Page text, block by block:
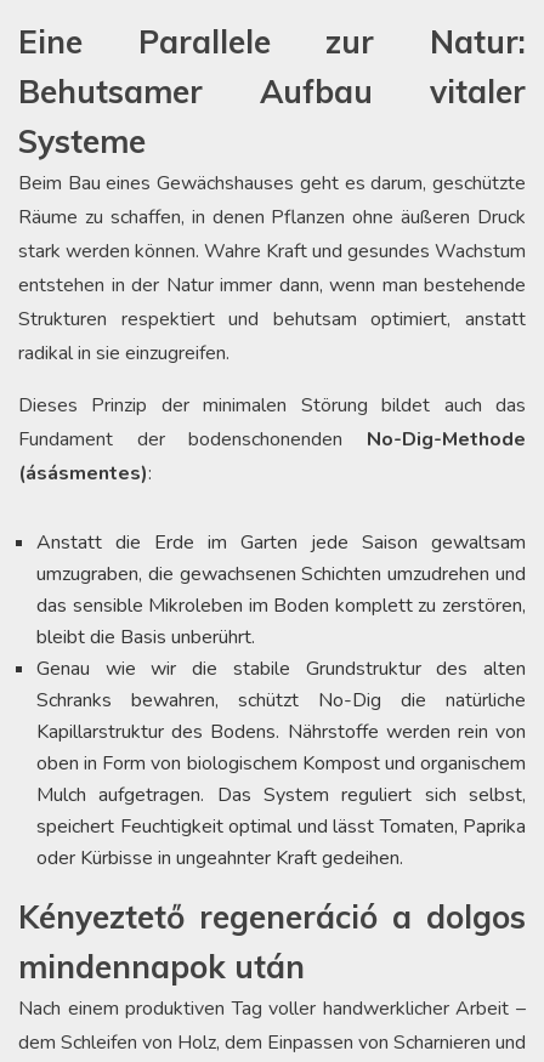
Eine Parallele zur Natur:
Behutsamer Aufbau vitaler
Systeme
Beim Bau eines Gewächshauses geht es darum, geschützte
Räume zu schaffen, in denen Pflanzen ohne äußeren Druck
stark werden können. Wahre Kraft und gesundes Wachstum
entstehen in der Natur immer dann, wenn man bestehende
Strukturen respektiert und behutsam optimiert, anstatt
radikal in sie einzugreifen.
Dieses Prinzip der minimalen Störung bildet auch das
Fundament der bodenschonenden No-Dig-Methode
(ásásmentes):
Anstatt die Erde im Garten jede Saison gewaltsam
umzugraben, die gewachsenen Schichten umzudrehen und
das sensible Mikroleben im Boden komplett zu zerstören,
bleibt die Basis unberührt.
Genau wie wir die stabile Grundstruktur des alten
Schranks bewahren, schützt No-Dig die natürliche
Kapillarstruktur des Bodens. Nährstoffe werden rein von
oben in Form von biologischem Kompost und organischem
Mulch aufgetragen. Das System reguliert sich selbst,
speichert Feuchtigkeit optimal und lässt Tomaten, Paprika
oder Kürbisse in ungeahnter Kraft gedeihen.
Kényeztető regeneráció a dolgos
mindennapok után
Nach einem produktiven Tag voller handwerklicher Arbeit –
dem Schleifen von Holz, dem Einpassen von Scharnieren und